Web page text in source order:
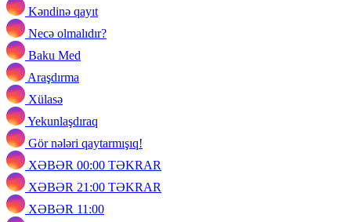
Kəndinə qayıt
Necə olmalıdır?
Baku Med
Araşdırma
Xülasə
Yekunlaşdıraq
Gör nələri qaytarmışıq!
XƏBƏR 00:00 TƏKRAR
XƏBƏR 21:00 TƏKRAR
XƏBƏR 11:00